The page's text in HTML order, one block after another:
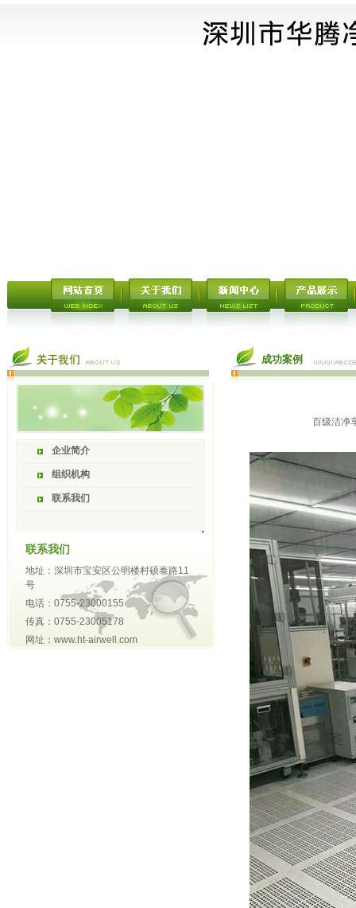
企业简介
组织机构
联系我们
联系我们
地址：深圳市宝安区公明楼村硕泰路11
号
电话：0755-23000155
传真：0755-23005178
网址：www.ht-airwell.com
成功案例
百级洁净